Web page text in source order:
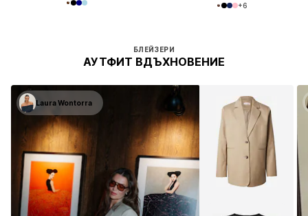
+6
БЛЕЙЗЕРИ
АУТФИТ ВДЪХНОВЕНИЕ
Laura Wontorra